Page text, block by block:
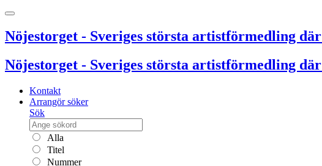
Nöjestorget - Sveriges största artistförmedling
Nöjestorget - Sveriges största artistförmedling
Kontakt
Arrangör söker
Sök
Alla
Titel
Nummer